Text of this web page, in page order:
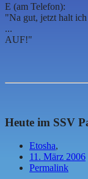
E (am Telefon):
"Na gut, jetzt halt
...
AUF!"
Heute im SSV
Etosha,
11. März 2006
Permalink